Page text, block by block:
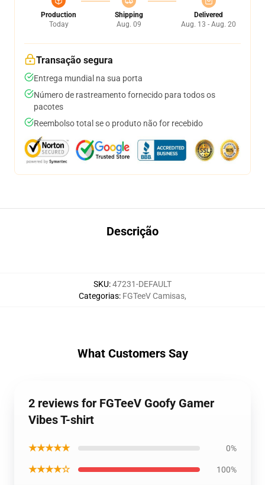
Production
Today
Shipping
Aug. 09
Delivered
Aug. 13 - Aug. 20
Transação segura
Entrega mundial na sua porta
Número de rastreamento fornecido para todos os
pacotes
Reembolso total se o produto não for recebido
Descrição
SKU:47231-DEFAULT
Categorias: FGTeeV Camisas,
What Customers Say
2 reviews for FGTeeV Goofy Gamer
Vibes T-shirt
★★★★★ 0%
★★★★☆ 100%